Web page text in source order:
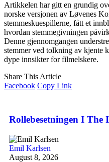
Artikkelen har gitt en grundig
norske versjonen av Løvenes
stemmeskuespillerne, fått et
hvordan stemmegivningen
Denne gjennomgangen
stemmer ved tolkning av kjente
dype innsikter for filmelskere.
Share This Article
Facebook Copy Link
Rollebesetningen I The
Emil Karlsen
August 8, 2026